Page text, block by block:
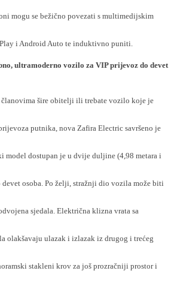
mogu se bežično povezati s multimedijskim
i Android Auto te induktivno puniti.
ultramoderno vozilo za VIP prijevoz do devet
šire obitelji ili trebate vozilo koje je
putnika, nova Zafira Electric savršeno je
model dostupan je u dvije duljine (4,98 metara i
osoba. Po želji, stražnji dio vozila može biti
sjedala. Električna klizna vrata sa
olakšavaju ulazak i izlazak iz drugog i trećeg
stakleni krov za još prozračniji prostor i